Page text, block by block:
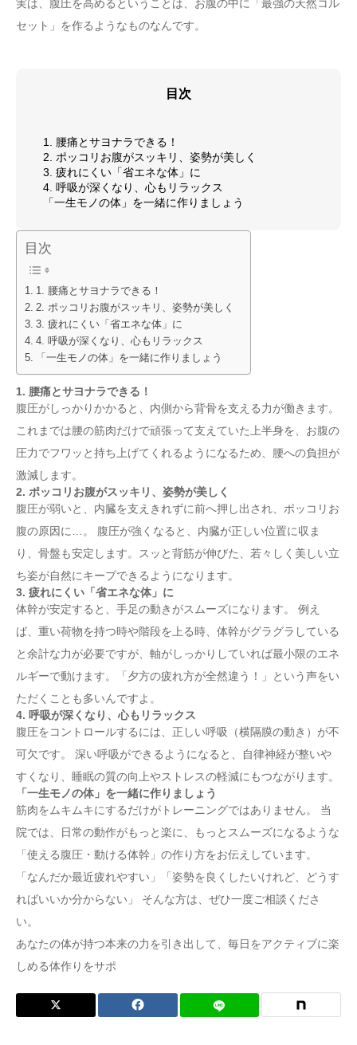
実は、腹圧を高めるということは、お腹の中に「最強の天然コル
セット」を作るようなものなんです。
目次
1. 腰痛とサヨナラできる！
2. ポッコリお腹がスッキリ、姿勢が美しく
3. 疲れにくい「省エネな体」に
4. 呼吸が深くなり、心もリラックス
「一生モノの体」を一緒に作りましょう
目次
1. 腰痛とサヨナラできる！
2. ポッコリお腹がスッキリ、姿勢が美しく
3. 疲れにくい「省エネな体」に
4. 呼吸が深くなり、心もリラックス
「一生モノの体」を一緒に作りましょう
1. 腰痛とサヨナラできる！
腹圧がしっかりかかると、内側から背骨を支える力が働きます。
これまでは腰の筋肉だけで頑張って支えていた上半身を、お腹の
圧力でフワッと持ち上げてくれるようになるため、腰への負担が
激減します。
2. ポッコリお腹がスッキリ、姿勢が美しく
腹圧が弱いと、内臓を支えきれずに前へ押し出され、ポッコリお
腹の原因に…。 腹圧が強くなると、内臓が正しい位置に収ま
り、骨盤も安定します。スッと背筋が伸びた、若々しく美しい立
ち姿が自然にキープできるようになります。
3. 疲れにくい「省エネな体」に
体幹が安定すると、手足の動きがスムーズになります。 例え
ば、重い荷物を持つ時や階段を上る時、体幹がグラグラしている
と余計な力が必要ですが、軸がしっかりしていれば最小限のエネ
ルギーで動けます。「夕方の疲れ方が全然違う！」という声をい
ただくことも多いんですよ。
4. 呼吸が深くなり、心もリラックス
腹圧をコントロールするには、正しい呼吸（横隔膜の動き）が不
可欠です。 深い呼吸ができるようになると、自律神経が整いや
すくなり、睡眠の質の向上やストレスの軽減にもつながります。
「一生モノの体」を一緒に作りましょう
筋肉をムキムキにするだけがトレーニングではありません。 当
院では、日常の動作がもっと楽に、もっとスムーズになるような
「使える腹圧・動ける体幹」の作り方をお伝えしています。
「なんだか最近疲れやすい」「姿勢を良くしたいけれど、どうす
ればいいか分からない」 そんな方は、ぜひ一度ご相談くださ
い。
あなたの体が持つ本来の力を引き出して、毎日をアクティブに楽
しめる体作りをサポ